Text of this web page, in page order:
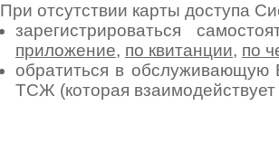
При отсутствии карты доступа
зарегистрироваться
приложение, по квитанции, по
обратиться в
ТСЖ (которая